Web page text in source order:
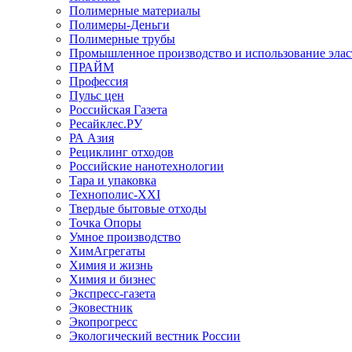
Полимерные материалы
Полимеры-Деньги
Полимерные трубы
Промышленное производство и использование
ПРАЙМ
Профессия
Пульс цен
Российская Газета
Ресайклес.РУ
РА Азия
Рециклинг отходов
Российские нанотехнологии
Тара и упаковка
Технополис-XXI
Твердые бытовые отходы
Точка Опоры
Умное производство
ХимАгрегаты
Химия и жизнь
Химия и бизнес
Экспресс-газета
Эковестник
Экопрогресс
Экологический вестник России